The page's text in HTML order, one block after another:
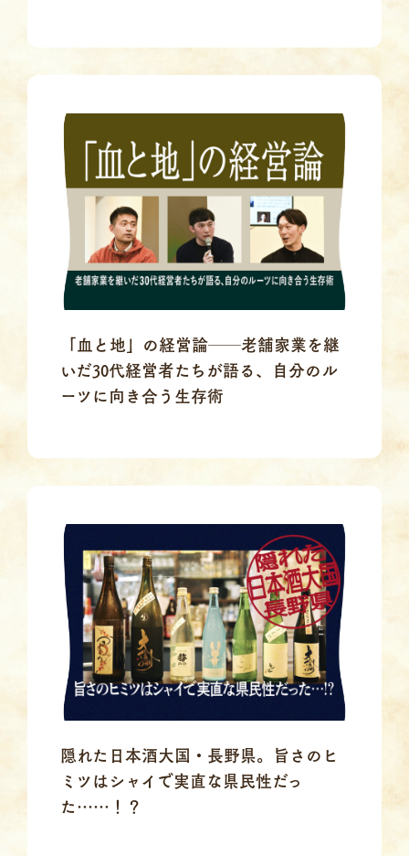
「血と地」の経営論──老舗家業を継
いだ30代経営者たちが語る、自分のル
ーツに向き合う生存術
隠れた日本酒大国・長野県。旨さのヒ
ミツはシャイで実直な県民性だっ
た……！？